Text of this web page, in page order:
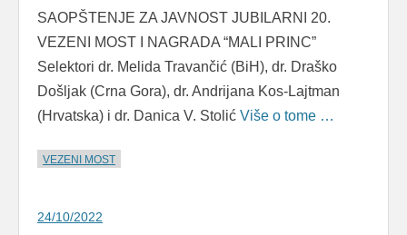
SAOPŠTENJE ZA JAVNOST JUBILARNI 20.
VEZENI MOST I NAGRADA “MALI PRINC”
Selektori dr. Melida Travančić (BiH), dr. Draško
Došljak (Crna Gora), dr. Andrijana Kos-Lajtman
(Hrvatska) i dr. Danica V. Stolić Više o tome …
VEZENI MOST
24/10/2022